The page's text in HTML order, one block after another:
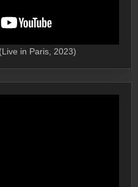
in Paris, 2023)